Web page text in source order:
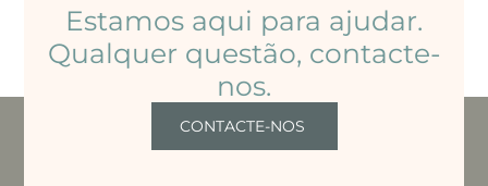
Estamos aqui para ajudar.
Qualquer questão, contacte-
nos.
CONTACTE-NOS